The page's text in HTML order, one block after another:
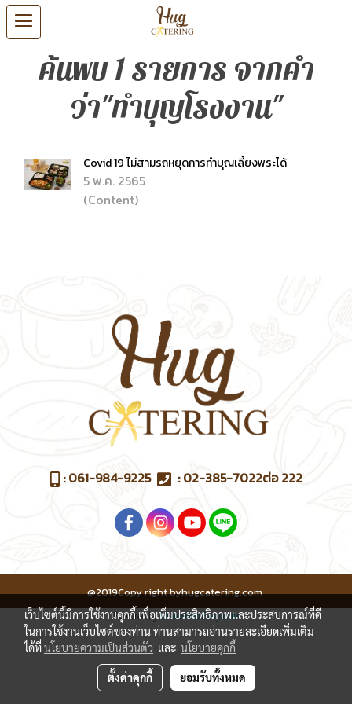
ค้นพบ 1 รายการ จากคำ
ว่า"ทำบุญโรงงาน"
Covid 19 ไม่สามรถหยุดการทำบุญเลี้ยงพระได้
5 พ.ค. 2565
(Content)
:061-984-9225 :02-385-7022ต่อ 222
@2019Copy right byhugcatering.com
Powered byMakeWebEasy.com
เว็บไซต์นี้มีการใช้งานคุกกี้ เพื่อเพิ่มประสิทธิภาพและประสบการณ์ที่ดี
ในการใช้งานเว็บไซต์ของท่าน ท่านสามารถอ่านรายละเอียดเพิ่มเติม
ได้ที่นโยบายความเป็นส่วนตัว และ นโยบายคุกกี้
ตั้งค่าคุกกี้ ยอมรับทั้งหมด